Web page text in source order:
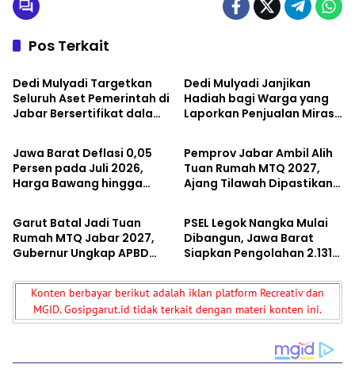
Pos Terkait
Jawa Barat
Dedi Mulyadi Targetkan
Seluruh Aset Pemerintah di
Jabar Bersertifikat dalam
Dedi Mulyadi Janjikan
Hadiah bagi Warga yang
Laporkan Penjualan Miras
Jawa Barat
Jawa Barat Deflasi 0,05
Persen pada Juli 2026,
Harga Bawang hingga
Jawa Barat
Pemprov Jabar Ambil Alih
Tuan Rumah MTQ 2027,
Ajang Tilawah Dipastikan
Jawa Barat
Garut Batal Jadi Tuan
Rumah MTQ Jabar 2027,
Gubernur Ungkap APBD
ke Infrastruktur
Jawa Barat
PSEL Legok Nangka Mulai
Dibangun, Jawa Barat
Siapkan Pengolahan 2.131
Jadi Listrik
Konten berbayar berikut adalah iklan platform Recreativ dan
MGID. Gosipgarut.id tidak terkait dengan materi konten ini.